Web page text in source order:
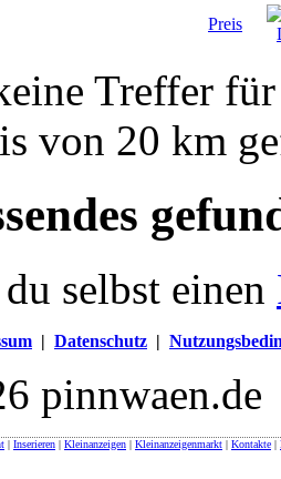
Preis
Treffer
von 20 km
selbst einen
| Datenschutz |
pinnwaen.de
| Inserieren | Kleinanzeigen | Kleinanzeigenmarkt | Kontakte |